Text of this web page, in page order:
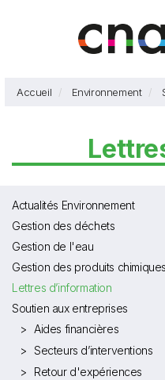
Accueil Environnement
Actualités Environnement
Gestion des déchets
Gestion de l'eau
Gestion des produits chimiques
Lettres d’information
Soutien aux entreprises
Aides financières
Secteurs d’interventions
Retour d'expériences